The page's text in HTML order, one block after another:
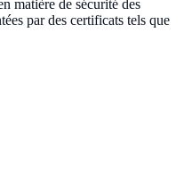
matière de sécurité des
par des certificats tels que